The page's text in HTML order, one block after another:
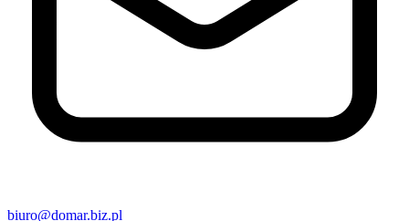
biuro@domar.biz.pl